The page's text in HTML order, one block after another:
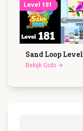
Level 181
Sand Loop Level
Bekijk Gids →